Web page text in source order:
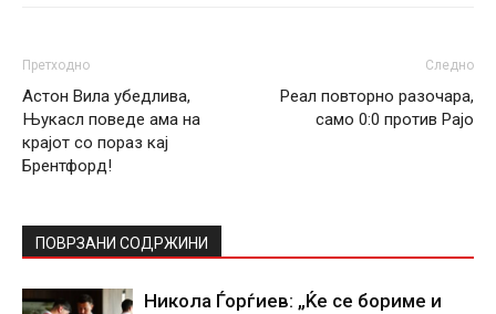
Претходно
Астон Вила убедлива,
Њукасл поведе ама на
крајот со пораз кај
Брентфорд!
Следно
Реал повторно разочара,
само 0:0 против Рајо
ПОВРЗАНИ СОДРЖИНИ
Никола Ѓорѓиев: „Ќе се бориме и